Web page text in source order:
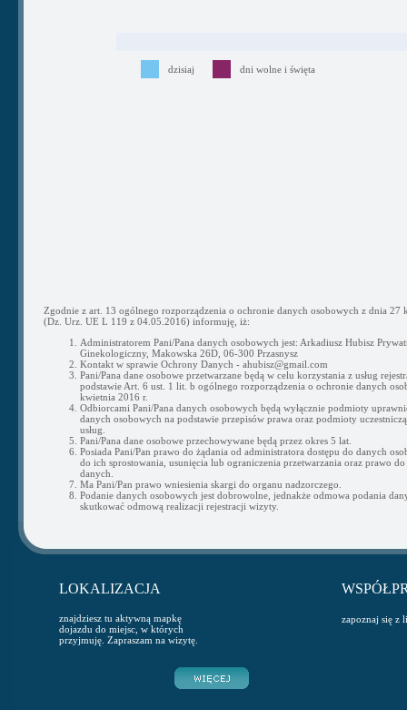
dzisiaj dni wolne i święta
Zgodnie z art. 13 ogólnego rozporządzenia o ochronie danych osobowych z dnia 27
(Dz. Urz. UE L 119 z 04.05.2016) informuję, iż:
Administratorem Pani/Pana danych osobowych jest: Arkadiusz Hubisz
Ginekologiczny, Makowska 26D, 06-300 Przasnysz
Kontakt w sprawie Ochrony Danych - ahubisz@gmail.com
Pani/Pana dane osobowe przetwarzane będą w celu korzystania z usług
podstawie Art. 6 ust. 1 lit. b ogólnego rozporządzenia o ochronie danych
kwietnia 2016 r.
Odbiorcami Pani/Pana danych osobowych będą wyłącznie podmioty
danych osobowych na podstawie przepisów prawa oraz podmioty
usług.
Pani/Pana dane osobowe przechowywane będą przez okres 5 lat.
Posiada Pani/Pan prawo do żądania od administratora dostępu do danych
do ich sprostowania, usunięcia lub ograniczenia przetwarzania oraz prawo do
danych.
Ma Pani/Pan prawo wniesienia skargi do organu nadzorczego.
Podanie danych osobowych jest dobrowolne, jednakże odmowa podania
skutkować odmową realizacji rejestracji wizyty.
LOKALIZACJA
znajdziesz tu aktywną mapkę
dojazdu do miejsc, w których
przyjmuję. Zapraszam na wizytę.
zapoznaj się z